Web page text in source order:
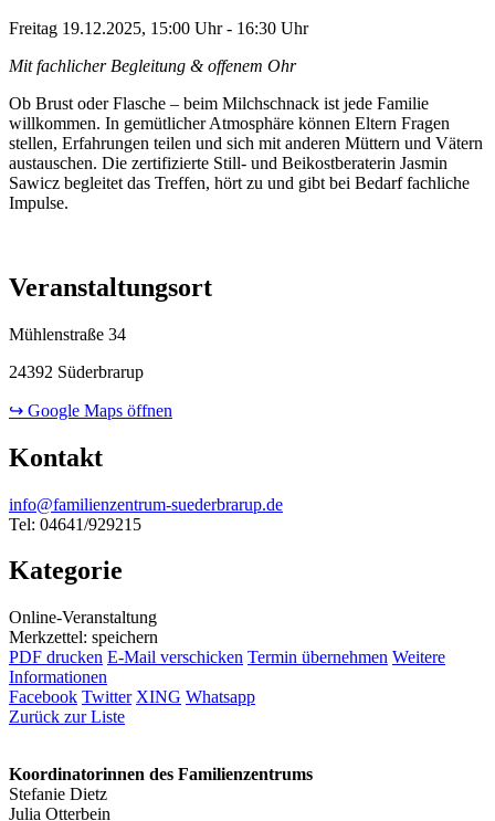
Freitag 19.12.2025, 15:00 Uhr - 16:30 Uhr
Mit fachlicher Begleitung & offenem Ohr
Ob Brust oder Flasche – beim Milchschnack ist jede Familie
willkommen. In gemütlicher Atmosphäre können Eltern Fragen
stellen, Erfahrungen teilen und sich mit anderen Müttern und Vätern
austauschen. Die zertifizierte Still- und Beikostberaterin Jasmin
Sawicz begleitet das Treffen, hört zu und gibt bei Bedarf fachliche
Impulse.
Veranstaltungsort
Mühlenstraße 34
24392 Süderbrarup
↪ Google Maps öffnen
Kontakt
info@familienzentrum-suederbrarup.de
Tel: 04641/929215
Kategorie
Online-Veranstaltung
Merkzettel: speichern
PDF drucken E-Mail verschicken Termin übernehmen Weitere
Informationen
Facebook Twitter XING Whatsapp
Zurück zur Liste
Koordinatorinnen des Familienzentrums
Stefanie Dietz
Julia Otterbein